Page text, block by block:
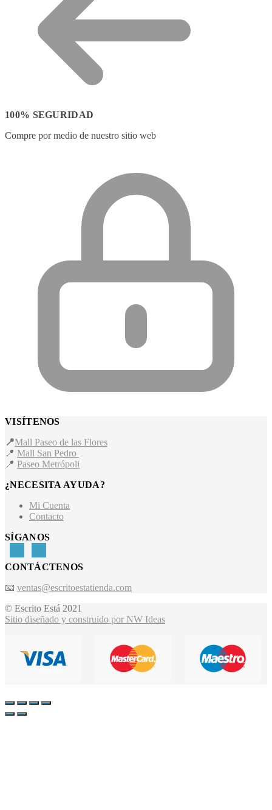
100% SEGURIDAD
Compre por medio de nuestro sitio web
VISÍTENOS
📍Mall Paseo de las Flores
📍 Mall San Pedro
📍 Paseo Metrópoli
¿NECESITA AYUDA?
Mi Cuenta
Contacto
SÍGANOS
CONTÁCTENOS
📧 ventas@escritoestatienda.com
© Escrito Está 2021
Sitio diseñado y construido por NW Ideas